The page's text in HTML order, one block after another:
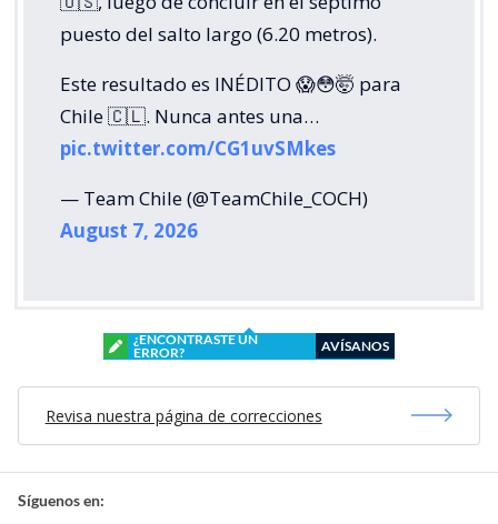
puesto del salto largo (6.20 metros).
Este resultado es INÉDITO 😱😳🤯 para
Chile 🇨🇱. Nunca antes una…
pic.twitter.com/CG1uvSMkes
— Team Chile (@TeamChile_COCH)
August 7, 2026
¿ENCONTRASTE UN
ERROR?
AVÍSANOS
Revisa nuestra página de correcciones
Síguenos en: